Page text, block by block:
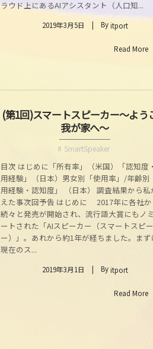
ラウド上にあるAIアシスタント（人口知...
2019年3月5日 Byitport
Read More
(第1回)スマートスピーカー～よう
我が家へ～
SmartSpeaker
目次 はじめに「所有率」（米国）「認知度
用経験」（日本）男女別「使用率」/年齢別
用経験・認知度」 （日本） 調査結果から私
えた事次回予告 はじめに 2017年に各社か
続々と発売が開始され、流行語大賞にもノ
ートされた「AIスピーカー（スマートスピ
ー）」。あれから約1年が経ちました。まず
現在のス...
2019年3月1日 Byitport
Read More